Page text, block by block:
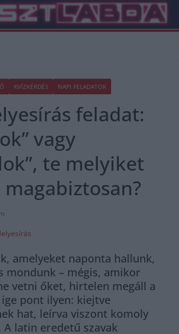
KVÍZKÉRDÉS NAPI FELADATOK
feladat:
vagy
te melyiket
amelyeket naponta hallunk,
mondunk – mégis, amikor
vetni őket, hirtelen megáll a
ige pont ilyen: kiejtve
hat, leírva viszont komoly
latin eredetű szavak